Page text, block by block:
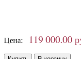
Цена: 119 000.00